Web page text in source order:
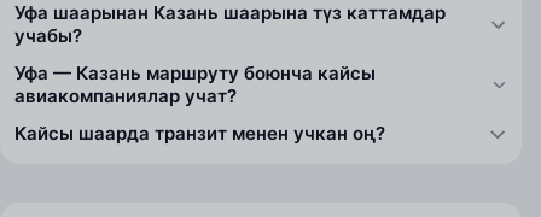
Уфа шаарынан Казань шаарына түз каттамдар
учабы?
Уфа — Казань маршруту боюнча кайсы
авиакомпаниялар учат?
Кайсы шаарда транзит менен учкан оң?